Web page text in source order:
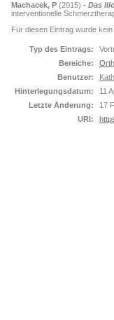
Machacek, P (2015) - Das
interventionelle
Für diesen Eintrag wurde
Typ des Eintrags:
Bereiche:
Benutzer:
Hinterlegungsdatum:
11
Letzte Änderung:
17
URI: